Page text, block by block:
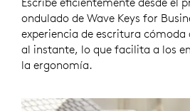
ondulado de Wave Keys for
experiencia de escritura
al instante, lo que facilita a los
la ergonomía.